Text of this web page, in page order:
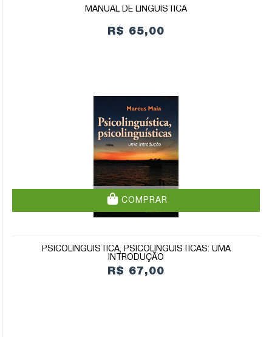
MANUAL DE LINGUÍSTICA
R$ 65,00
COMPRAR
PSICOLINGUÍSTICA, PSICOLINGUÍSTICAS: UMA
INTRODUÇÃO
R$ 67,00